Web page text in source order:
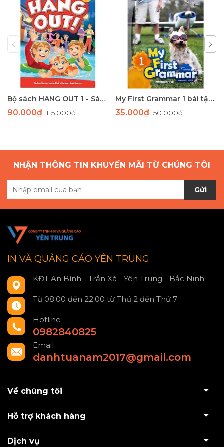
Bộ sách HANG OUT 1 - Sách học tiếng Anh giao tiếp dành cho học sinh tiểu học
90.000₫115.000₫
My First Grammar 1 bài tập 2nd Edition
35.000₫ 50.000₫
NHẬN THÔNG TIN KHUYẾN MÃI TỪ CHÚNG TÔI
Gửi
IN VÀ QUẢNG CÁO YÊN TRUNG
KĐT An Bình - Trần Xá - Yên Trung - Bắc Ninh
Từ 08:00 đến 22:00 từ Thứ 2 đến Thứ 7
Hotline
0982840825
Email
danhtuanam2017@gmail.com
Về chúng tôi
Hỗ trợ khách hàng
Dịch vụ